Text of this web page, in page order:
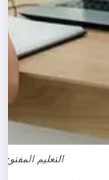
التعليم المفتوح